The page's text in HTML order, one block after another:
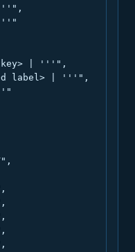
| '''",
label> | '''",